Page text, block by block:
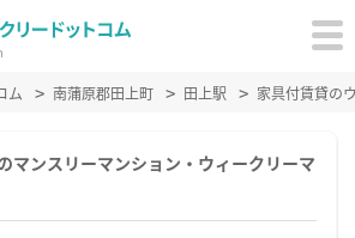
ム 南蒲原郡田上町 田上駅 家具付賃貸の
マンスリーマンション・ウィークリーマ